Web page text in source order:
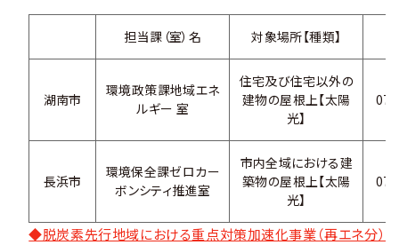
担当課（室）名 対象場所【種類】
湖南市
環境政策課地域エネ
ルギー 室
住宅及び住宅以外の
建物の屋根上【太陽
光】
長浜市
環境保全課ゼロカー
ボンシティ推進室
市内全域における建
築物の屋根上【太陽
光】
◆脱炭素先行地域における重点対策加速化事業（再エネ分）